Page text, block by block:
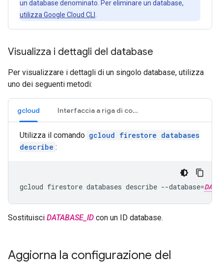
un database denominato. Per eliminare un database,
utilizza Google Cloud CLI
Visualizza i dettagli del database
Per visualizzare i dettagli di un singolo database, utilizza
uno dei seguenti metodi:
gcloud Interfaccia a riga di comando di Firebase
Utilizza il comando gcloud firestore databases
describe :
gcloud firestore databases describe --database=
Sostituisci DATABASE_ID con un ID database.
Aggiorna la configurazione del